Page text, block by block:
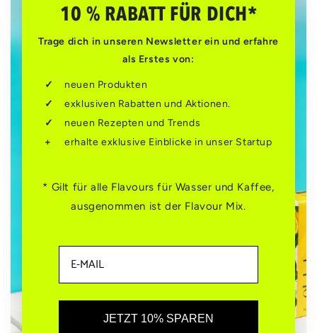
10 % RABATT FÜR DICH*
Trage dich in unseren Newsletter ein und erfahre
als Erstes von:
neuen Produkten
exklusiven Rabatten und Aktionen.
neuen Rezepten und Trends
erhalte exklusive Einblicke in unser Startup
* Gilt für alle Flavours für Wasser und Kaffee,
ausgenommen ist der Flavour Mix.
JETZT 10% SPAREN